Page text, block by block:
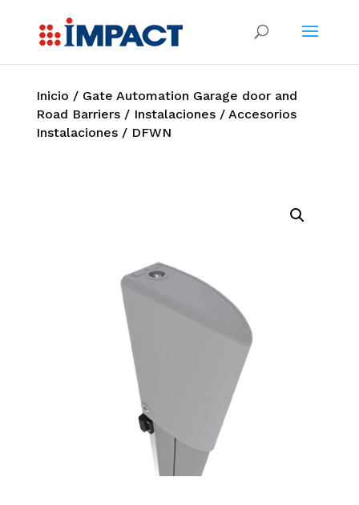
Inicio / Gate Automation Garage door and
Road Barriers/ Instalaciones/ Accesorios
Instalaciones/ DFWN